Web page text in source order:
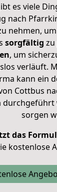
es viele
nach
nehmen,
sorgfältig zu
, um
verläuft.
kann ein
Cottbus
durchgeführt
sorgen
das
kostenlose